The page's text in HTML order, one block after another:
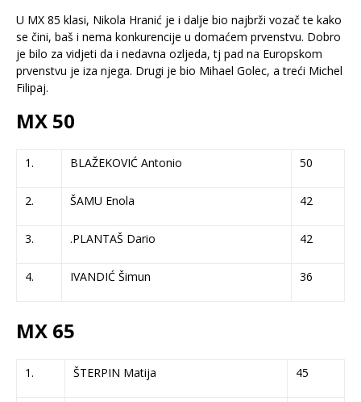
U MX 85 klasi, Nikola Hranić je i dalje bio najbrži vozač te kako
se čini, baš i nema konkurencije u domaćem prvenstvu. Dobro
je bilo za vidjeti da i nedavna ozljeda, tj pad na Europskom
prvenstvu je iza njega. Drugi je bio Mihael Golec, a treći Michel
Filipaj.
MX 50
1. BLAŽEKOVIĆ Antonio 50
2. ŠAMU Enola 42
3. .PLANTAŠ Dario 42
4. IVANDIĆ Šimun 36
MX 65
1. ŠTERPIN Matija 45